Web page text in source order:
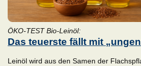
ÖKO-TEST Bio-Leinöl:
Das teuerste fällt mit
Leinöl wird aus den Samen der